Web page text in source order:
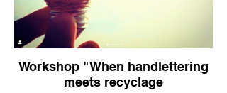
Workshop "When handlettering
meets recyclage